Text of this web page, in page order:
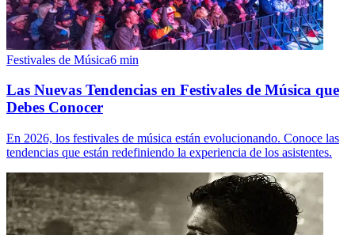
Festivales de Música6 min
Las Nuevas Tendencias en Festivales de Música que
Debes Conocer
En 2026, los festivales de música están evolucionando. Conoce las
tendencias que están redefiniendo la experiencia de los asistentes.